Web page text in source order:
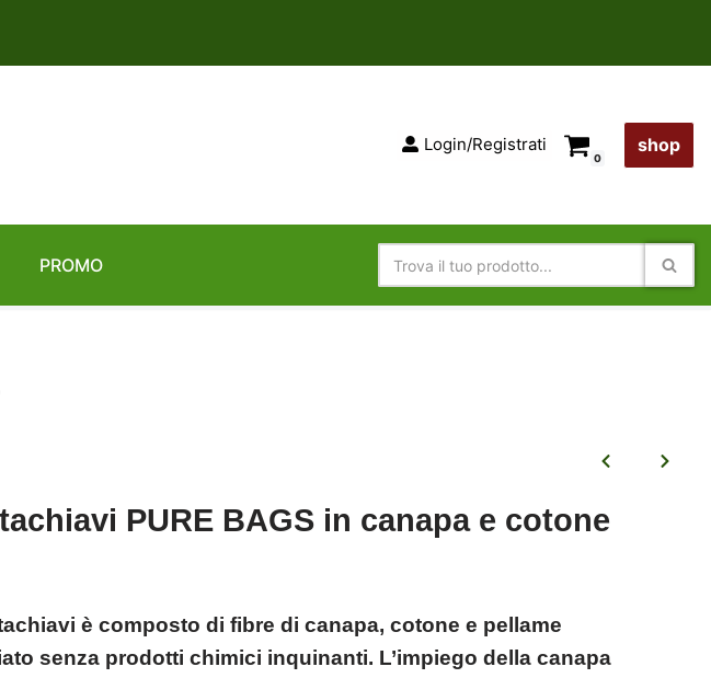
Login/Registrati
0
shop
PROMO
PURE BAGS in canapa e cotone
è composto di fibre di canapa, cotone e pellame
senza prodotti chimici inquinanti. L’impiego della canapa